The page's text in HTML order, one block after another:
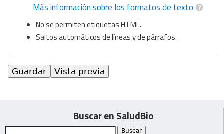
Más información sobre los formatos de texto
No se permiten etiquetas HTML.
Saltos automáticos de líneas y de párrafos.
Buscar en SaludBio